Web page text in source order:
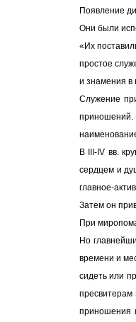
Появление
Они были
«Их
простое
и знамения в
Служение
приношений.
В III-IV вв.
сердцем и
главное-
Затем он
При
Но
времени и
сидеть или
пресвитерам
приношения